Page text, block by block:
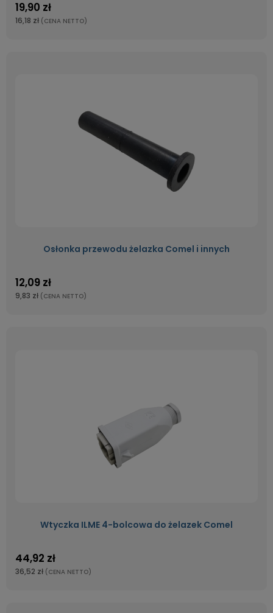
19,90 zł
16,18 zł (CENA NETTO)
Osłonka przewodu żelazka Comel i innych
12,09 zł
9,83 zł (CENA NETTO)
Wtyczka ILME 4-bolcowa do żelazek Comel
44,92 zł
36,52 zł (CENA NETTO)